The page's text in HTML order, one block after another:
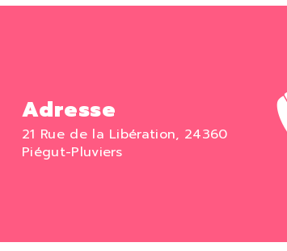
Adresse
21 Rue de la Libération, 24360
Piégut-Pluviers